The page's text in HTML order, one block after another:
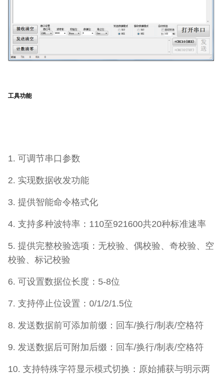
工具功能
1. 可调节串口参数
2. 实现数据收发功能
3. 提供智能命令格式化
4. 支持多种波特率：110至921600共20种标准速率
5. 提供完整校验选项：无校验、偶校验、奇校验、空
校验、标记校验
6. 可设置数据位长度：5-8位
7. 支持停止位设置：0/1/2/1.5位
8. 发送数据前可添加前缀：回车/换行/制表/空格符
9. 发送数据后可附加后缀：回车/换行/制表/空格符
10. 支持特殊字符显示模式切换：原始捕获与明示两